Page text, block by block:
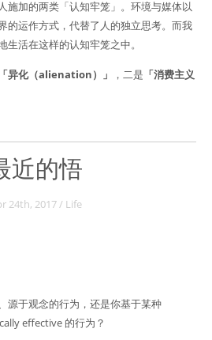
施加的两类「认知牢笼」。环境与媒体以
的运作方式，代替了人的独立思考。而我
活在这样的认知牢笼之中。
「异化（alienation）」 ，二是 「消费主义
近的悟
24th, 2017/ Life
源于观念的行为，还是你基于某种
effective 的行为？